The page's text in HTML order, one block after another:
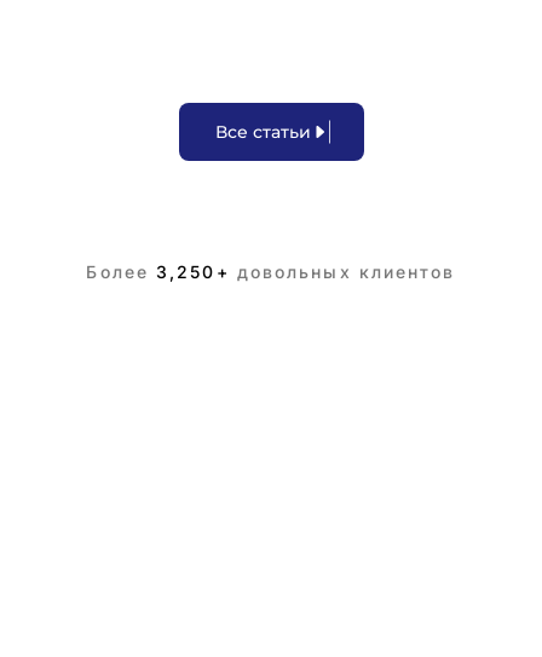
Все статьи
Более3,250+ довольных клиентов